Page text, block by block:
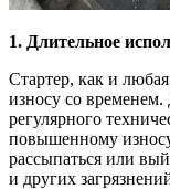
1. Длительное
Стартер, как и
износу со временем.
регулярного
повышенному
рассыпаться или
и других